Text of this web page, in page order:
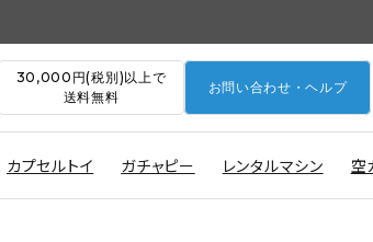
30,000円(税別)以上で
送料無料
お問い合わせ・ヘルプ
カプセルトイ ガチャピー レンタルマシン 空